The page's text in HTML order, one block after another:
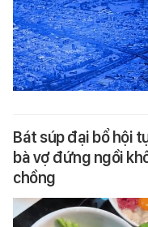
Bát súp đại bổ hội
bà vợ đứng ngồi
chồng